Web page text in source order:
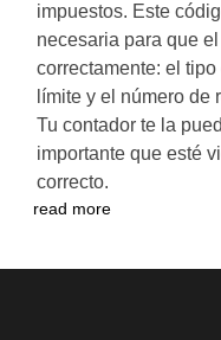
impuestos. Este
necesaria para que
correctamente: el
límite y el número de
Tu contador te la
importante que esté
correcto.
read more